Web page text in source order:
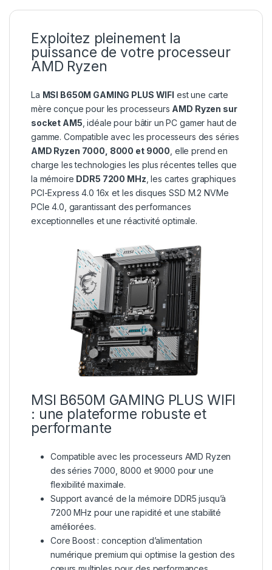
Exploitez pleinement la
puissance de votre processeur
AMD Ryzen
La MSI B650M GAMING PLUS WIFI est une carte
mère conçue pour les processeurs AMD Ryzen sur
socket AM5 , idéale pour bâtir un PC gamer haut de
gamme. Compatible avec les processeurs des séries
AMD Ryzen 7000, 8000 et 9000 , elle prend en
charge les technologies les plus récentes telles que
la mémoire DDR5 7200 MHz , les cartes graphiques
PCI-Express 4.0 16x et les disques SSD M.2 NVMe
PCIe 4.0, garantissant des performances
exceptionnelles et une réactivité optimale.
MSI B650M GAMING PLUS WIFI
: une plateforme robuste et
performante
Compatible avec les processeurs AMD Ryzen
des séries 7000, 8000 et 9000 pour une
flexibilité maximale.
Support avancé de la mémoire DDR5 jusqu’à
7200 MHz pour une rapidité et une stabilité
améliorées.
Core Boost : conception d’alimentation
numérique premium qui optimise la gestion des